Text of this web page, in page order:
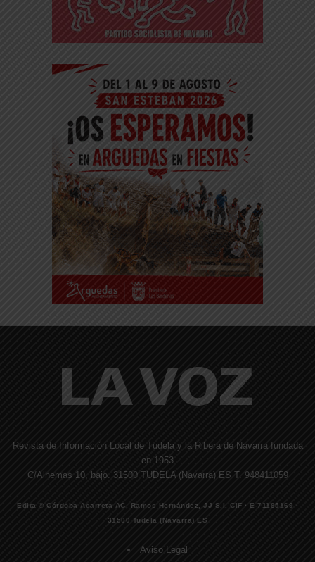
Revista de Información Local de Tudela y la Ribera de Navarra fundada
en 1953
C/Alhemas 10, bajo. 31500 TUDELA (Navarra) ES T. 948411059
Edita © Córdoba Acarreta AC, Ramos Hernández, JJ S.I. CIF · E-71185169 ·
31500 Tudela (Navarra) ES
Aviso Legal